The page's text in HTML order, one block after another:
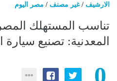
الارشيف /غير مصنف / مصر اليوم
تناسب المستهلك
المعدنية: تصنيع سيارة
0